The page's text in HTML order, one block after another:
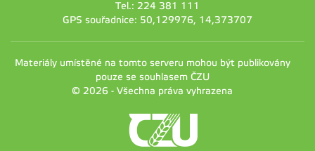
Tel.: 224 381 111
GPS souřadnice: 50,129976, 14,373707
Materiály umístěné na tomto serveru mohou být publikovány
pouze se souhlasem ČZU
© 2026 - Všechna práva vyhrazena